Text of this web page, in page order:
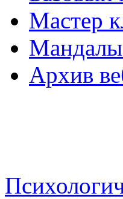
Мастер
Архив